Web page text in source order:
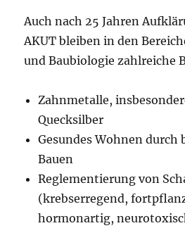
Auch nach 25 Jahren
AKUT bleiben in den
und Baubiologie zahlreiche
Zahnmetalle,
Quecksilber
Gesundes Wohnen durch
Bauen
Reglementierung von
(krebserregend,
hormonartig,